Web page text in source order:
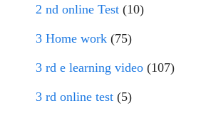
2 nd online Test (10)
3 Home work (75)
3 rd e learning video (107)
3 rd online test (5)